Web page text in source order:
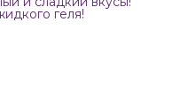
геля!